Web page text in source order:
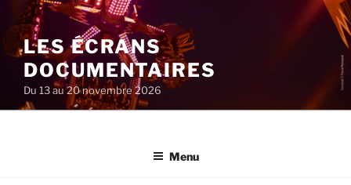
au
contenu
principal
LES ÉCRANS
DOCUMENTAIRES
Du 13 au 20 novembre 2026
Menu